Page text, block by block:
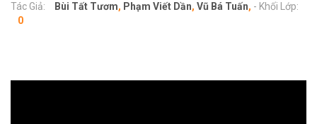
Tác Giả: Bùi Tất Tươm, Phạm Viết Dần, Vũ Bá Tuấn, - Khối Lớp:
0